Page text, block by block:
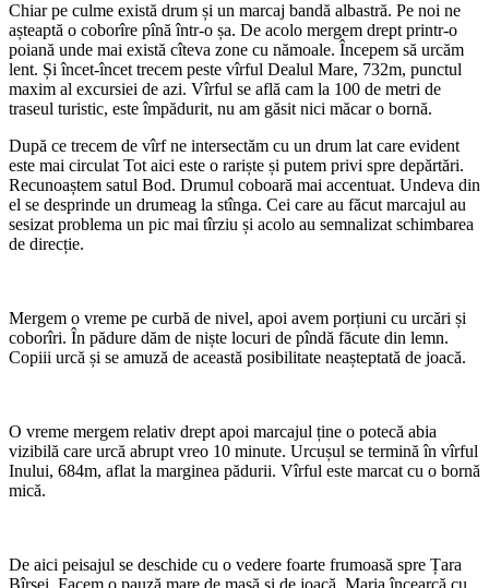
Chiar pe culme există drum și un marcaj bandă albastră. Pe noi ne
așteaptă o coborîre pînă într-o șa. De acolo mergem drept printr-o
poiană unde mai există cîteva zone cu nămoale. Începem să urcăm
lent. Și încet-încet trecem peste vîrful Dealul Mare, 732m, punctul
maxim al excursiei de azi. Vîrful se află cam la 100 de metri de
traseul turistic, este împădurit, nu am găsit nici măcar o bornă.
După ce trecem de vîrf ne intersectăm cu un drum lat care evident
este mai circulat Tot aici este o rariște și putem privi spre depărtări.
Recunoaștem satul Bod. Drumul coboară mai accentuat. Undeva din
el se desprinde un drumeag la stînga. Cei care au făcut marcajul au
sesizat problema un pic mai tîrziu și acolo au semnalizat schimbarea
de direcție.
Mergem o vreme pe curbă de nivel, apoi avem porțiuni cu urcări și
coborîri. În pădure dăm de niște locuri de pîndă făcute din lemn.
Copiii urcă și se amuză de această posibilitate neașteptată de joacă.
O vreme mergem relativ drept apoi marcajul ține o potecă abia
vizibilă care urcă abrupt vreo 10 minute. Urcușul se termină în vîrful
Inului, 684m, aflat la marginea pădurii. Vîrful este marcat cu o bornă
mică.
De aici peisajul se deschide cu o vedere foarte frumoasă spre Țara